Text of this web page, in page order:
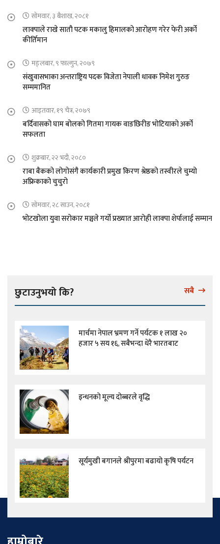
सोमवार, ३ बैशाख, २०८१
लाक्पाले राखे सातौ पटक मकालु हिमालको आरोहण गरेर फेरी अर्को
कीर्तिमान
मङ्लबार, ९ फाल्गुन, २०७९
संखुवासभाका अन्तराष्ट्रिय पदक विजेता नेपाली धावक निमेश गुरुङ
सम्ममानित
आइतवार, १९ चैत्र, २०७९
बर्दिवासको घाम बोलको गितमा गायक वाङछिरीङ भोटियाको अर्को
सफलता
शुक्रबार, २२ भदौ, २०८०
राबा बैकको लोगोसंगै कार्यकारी प्रमुख किरण श्रेष्ठको तस्वीरले चुम्यो
अफ्रिकाको चुचुरो
सोमवार, २८ साउन, २०८१
भोटखोला युवा सरोकार मञ्चले गर्यो प्रख्यात आरोही लाक्पा शेर्पालाई सम्मान
छुटाउनुभयो कि? सबै
मार्चमा नेपाल भ्रमण गर्ने पर्यटक १ लाख २०
हजार ५ सय १६, सबैभन्दा धेरै भारतबाट
इन्धनको मूल्य दोब्बरले वृद्धि
सूर्यमुखी बगानले श्रीपुरमा बढायो कृषि पर्यटन